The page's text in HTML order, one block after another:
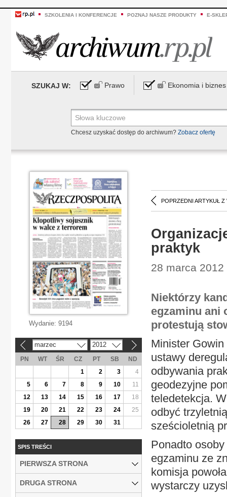
SZKOLENIA I KONFERENCJE POZNAJ NASZE PRODUKTY E-
SZUKAJ W: Prawo Ekonomia i biznes
Chcesz uzyskać dostęp do archiwum? Zobacz ofertę
POPRZEDNI ARTYKUŁ Z
praktyk
28 marca
Niektórzy
egzaminu ani
protestują
Minister
ustawy
odbywania
geodezyjne
teledetekcja.
odbyć
sześcioletnią
Ponadto
egzaminu ze
komisja
wystarczy
Wydanie: 9194
marzec 2012
PN WT ŚR CZ PT SB
ND
1
2 3
4
5
6 7 8 9 10
11
12
13 14 15 16 17
18
19
20 21 22 23 24
25
26
27 28 29 30 31
SPIS TREŚCI
PIERWSZA STRONA
DRUGA STRONA